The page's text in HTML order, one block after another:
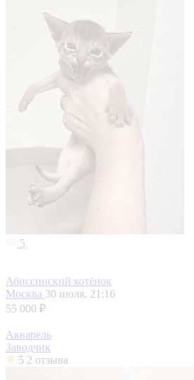
5
Абиссинский котёнок
Москва 30 июля, 21:16
55 000 ₽
Акварель
Заводчик
5 2 отзыва